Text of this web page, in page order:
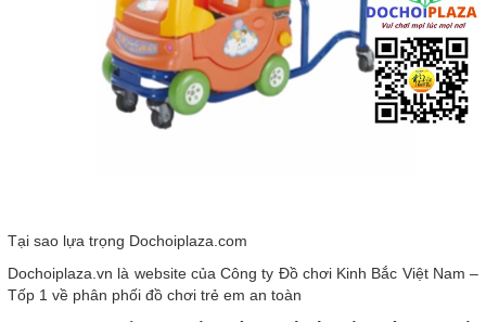
Tại sao lựa trọng Dochoiplaza.com
Dochoiplaza.vn là website của Công ty Đồ chơi Kinh Bắc Việt Nam –
Tốp 1 về phân phối đồ chơi trẻ em an toàn